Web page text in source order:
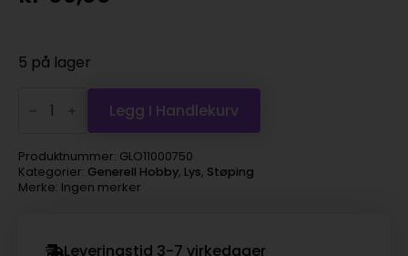
5 på lager
Lysveke
80-
100mm
-
3m
Legg I Handlekurv
Produktnummer: GLO11000750
Kategorier: Generell Hobby, Lys, Støping
Merke: Ingen merker
Leveringstid 3-7 virkedager